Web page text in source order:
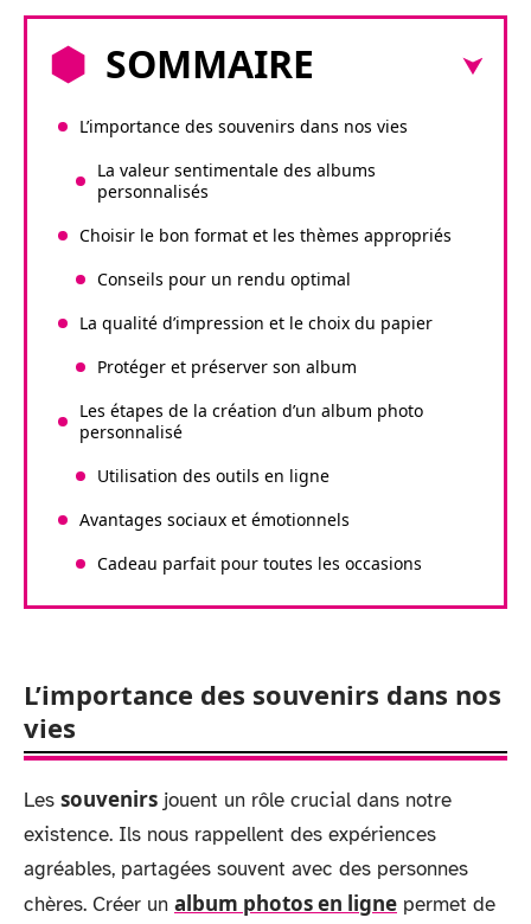
SOMMAIRE
L’importance des souvenirs dans nos vies
La valeur sentimentale des albums
personnalisés
Choisir le bon format et les thèmes appropriés
Conseils pour un rendu optimal
La qualité d’impression et le choix du papier
Protéger et préserver son album
Les étapes de la création d’un album photo
personnalisé
Utilisation des outils en ligne
Avantages sociaux et émotionnels
Cadeau parfait pour toutes les occasions
L’importance des souvenirs dans nos
vies
Les souvenirs jouent un rôle crucial dans notre
existence. Ils nous rappellent des expériences
agréables, partagées souvent avec des personnes
chères. Créer un album photos en ligne permet de